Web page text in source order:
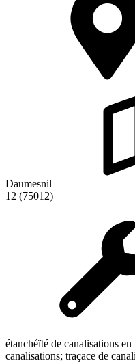
Daumesnil
12 (75012)
étanchéïté de canalisations
canalisations; traçace de